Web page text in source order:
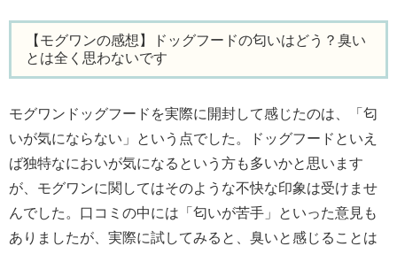
【モグワンの感想】ドッグフードの匂いはどう？臭い
とは全く思わないです
モグワンドッグフードを実際に開封して感じたのは、「匂
いが気にならない」という点でした。ドッグフードといえ
ば独特なにおいが気になるという方も多いかと思います
が、モグワンに関してはそのような不快な印象は受けませ
んでした。口コミの中には「匂いが苦手」といった意見も
ありましたが、実際に試してみると、臭いと感じることは